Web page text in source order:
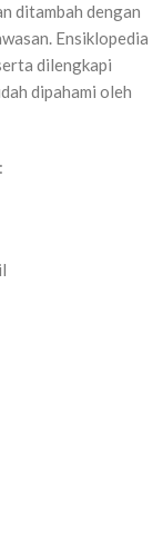
ditambah dengan
Ensiklopedia
dilengkapi
dipahami oleh